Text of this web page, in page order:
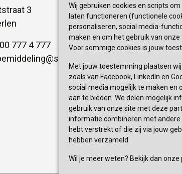
Wij gebruiken cookies en scripts
laten functioneren (functionele
personaliseren, social media-
maken en om het gebruik van onze
Voor sommige cookies is jouw
Met jouw toestemming plaatsen
zoals van Facebook, LinkedIn en
social media mogelijk te maken en
aan te bieden. We delen mogelijk
gebruik van onze site met deze
informatie combineren met andere
hebt verstrekt of die zij via jouw
hebben verzameld.
Wil je meer weten? Bekijk dan onze
3
777 4 777
Blijf op de
activiteiten en
nieuwsbrief